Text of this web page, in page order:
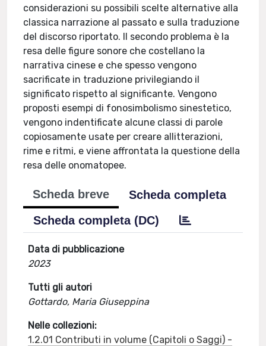
considerazioni su possibili scelte alternative alla
classica narrazione al passato e sulla traduzione
del discorso riportato. Il secondo problema è la
resa delle figure sonore che costellano la
narrativa cinese e che spesso vengono
sacrificate in traduzione privilegiando il
significato rispetto al significante. Vengono
proposti esempi di fonosimbolismo sinestetico,
vengono indentificate alcune classi di parole
copiosamente usate per creare allitterazioni,
rime e ritmi, e viene affrontata la questione della
resa delle onomatopee.
Scheda breve
Scheda completa
Scheda completa (DC)
Data di pubblicazione
2023
Tutti gli autori
Gottardo, Maria Giuseppina
Nelle collezioni:
1.2.01 Contributi in volume (Capitoli o Saggi) -